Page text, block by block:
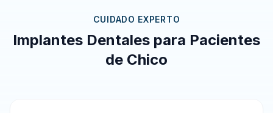
CUIDADO EXPERTO
Implantes Dentales para Pacientes
de Chico